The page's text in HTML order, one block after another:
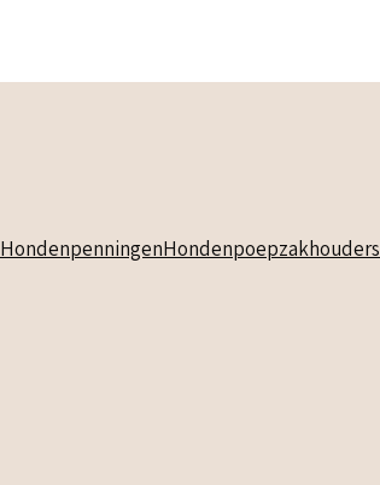
HondenpenningenHondenpoepzakhouders